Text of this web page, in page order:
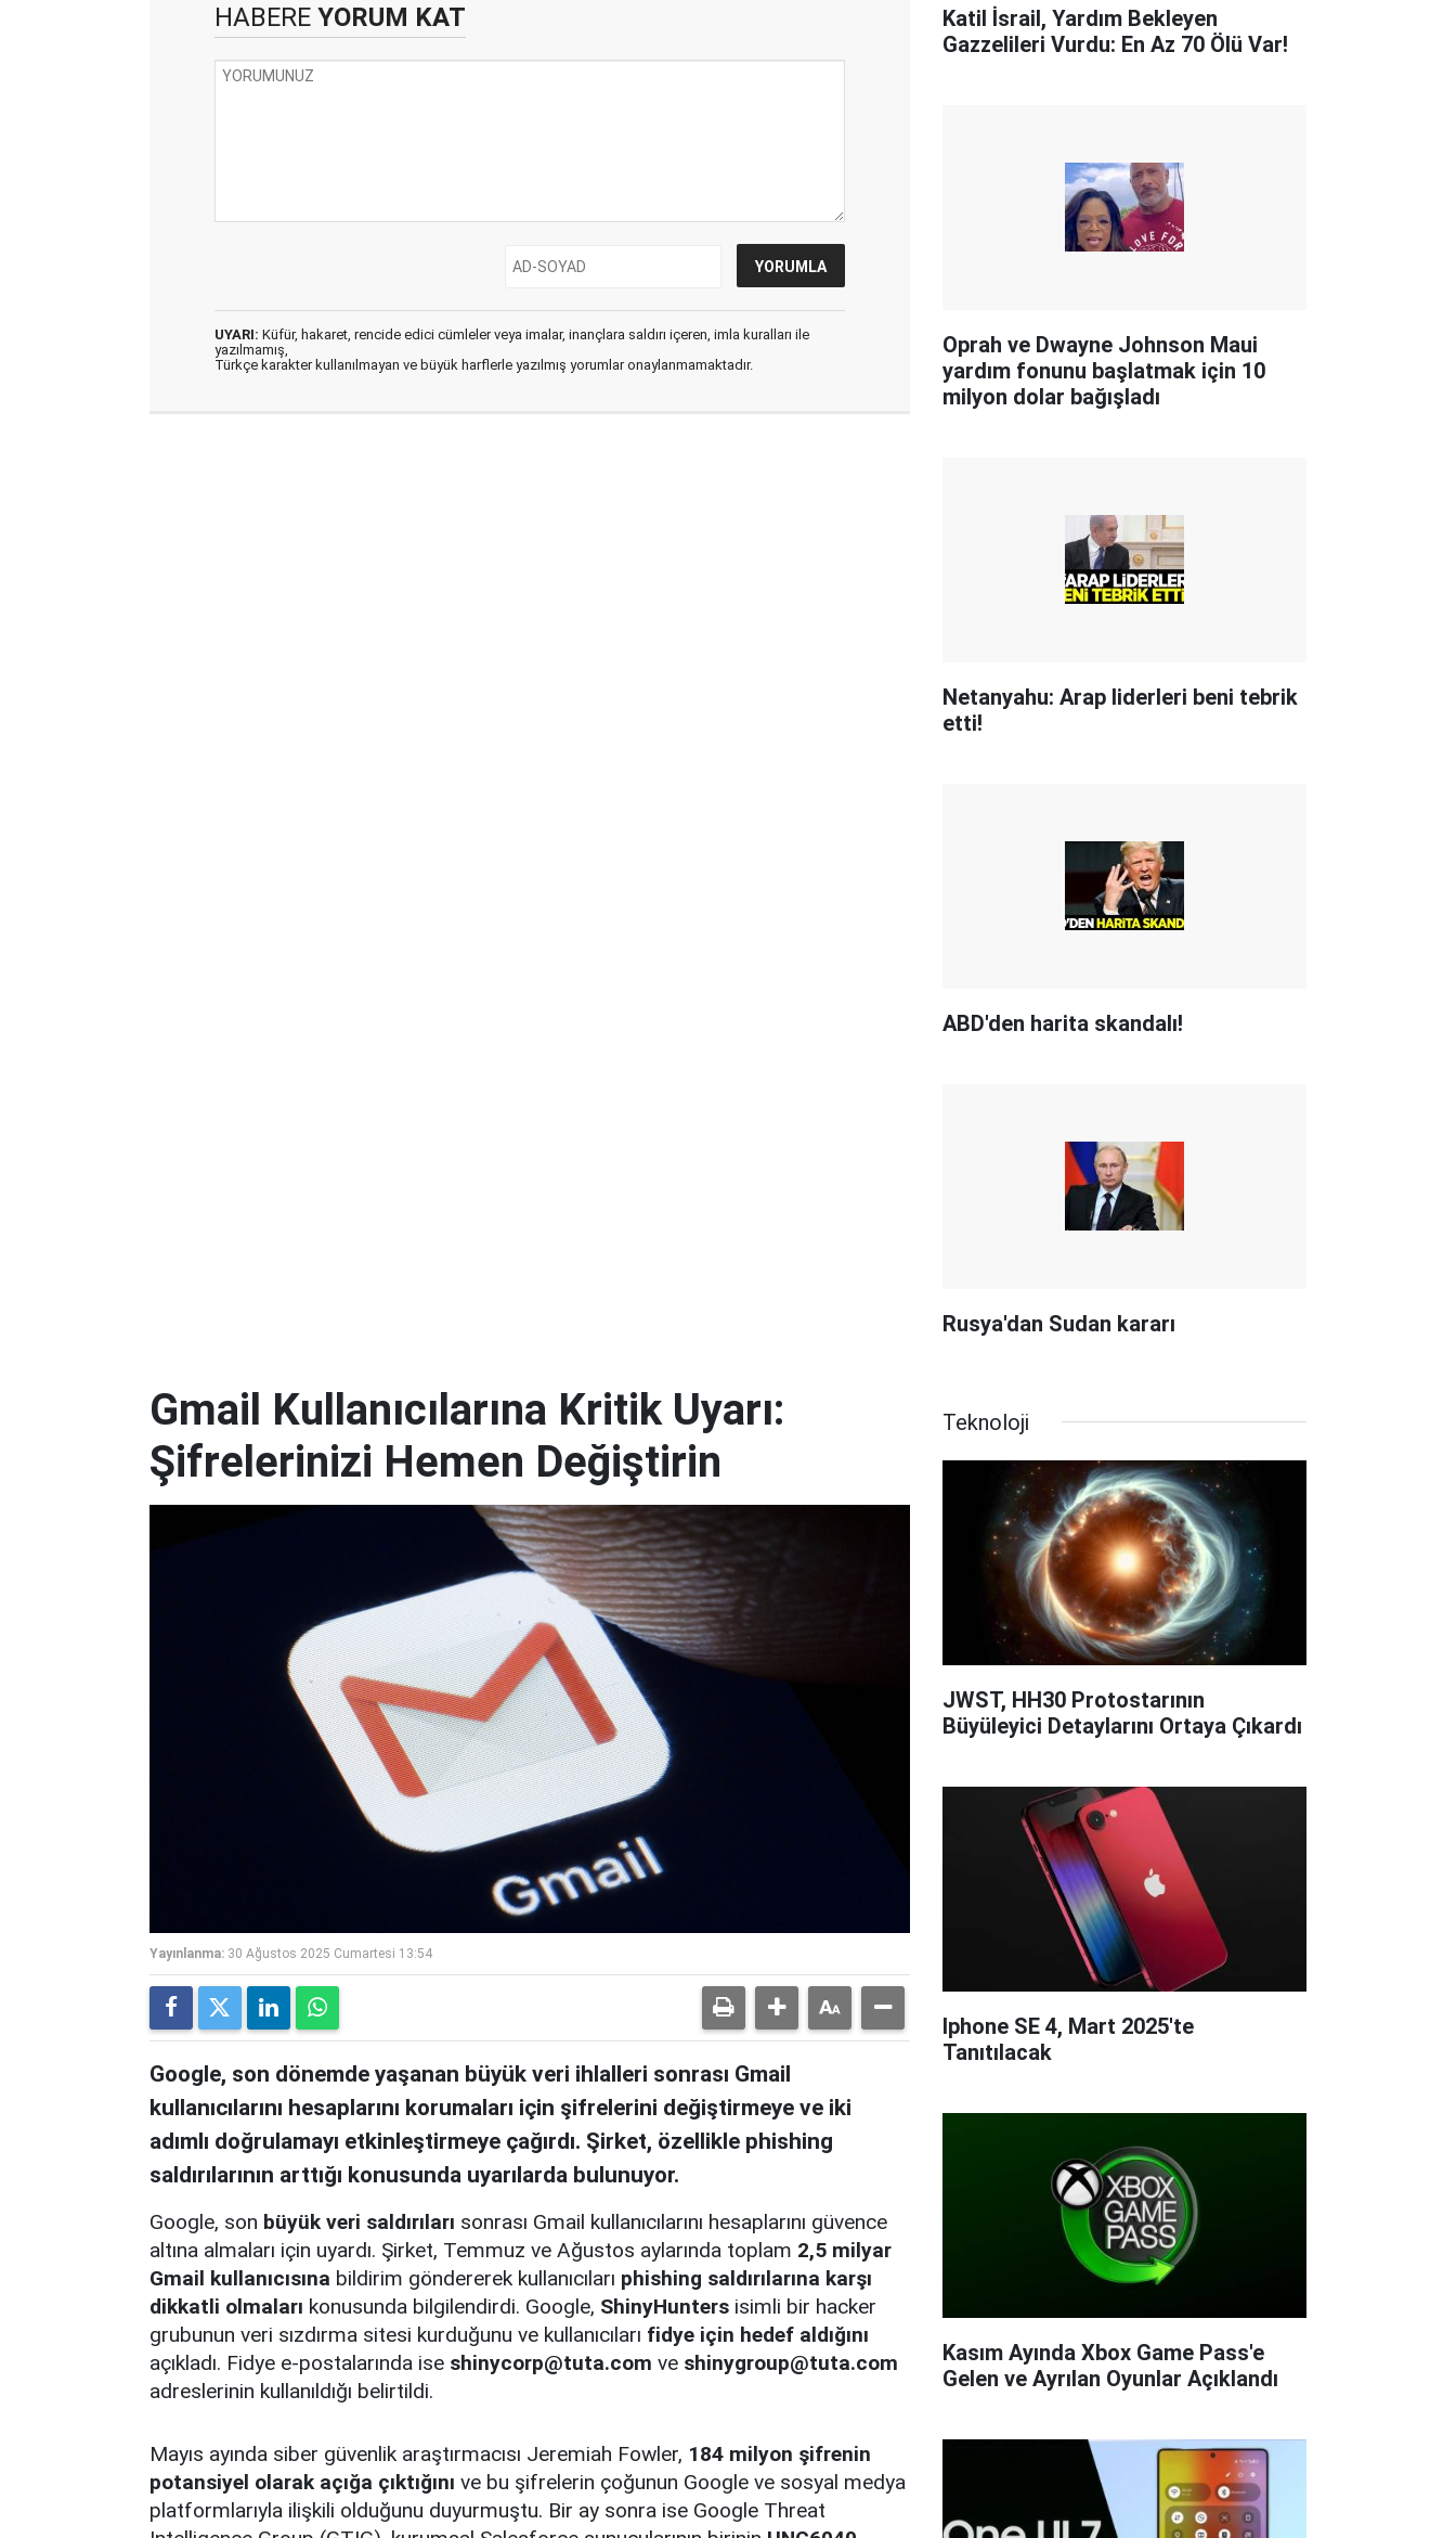
HABERE YORUM KAT
UYARI: Küfür, hakaret, rencide edici cümleler veya imalar, inançlara saldırı içeren, imla kuralları ile
yazılmamış,
Türkçe karakter kullanılmayan ve büyük harflerle yazılmış yorumlar onaylanmamaktadır.
Katil İsrail, Yardım Bekleyen
Gazzelileri Vurdu: En Az 70 Ölü Var!
Oprah ve Dwayne Johnson Maui
yardım fonunu başlatmak için 10
milyon dolar bağışladı
Netanyahu: Arap liderleri beni tebrik
etti!
ABD'den harita skandalı!
Rusya'dan Sudan kararı
Gmail Kullanıcılarına Kritik Uyarı:
Şifrelerinizi Hemen Değiştirin
Yayınlanma: 30 Ağustos 2025 Cumartesi 13:54
Google, son dönemde yaşanan büyük veri ihlalleri sonrası Gmail
kullanıcılarını hesaplarını korumaları için şifrelerini değiştirmeye ve iki
adımlı doğrulamayı etkinleştirmeye çağırdı. Şirket, özellikle phishing
saldırılarının arttığı konusunda uyarılarda bulunuyor.
Google, son büyük veri saldırıları sonrası Gmail kullanıcılarını hesaplarını güvence
altına almaları için uyardı. Şirket, Temmuz ve Ağustos aylarında toplam 2,5 milyar
Gmail kullanıcısına bildirim göndererek kullanıcıları phishing saldırılarına karşı
dikkatli olmaları konusunda bilgilendirdi. Google, ShinyHunters isimli bir hacker
grubunun veri sızdırma sitesi kurduğunu ve kullanıcıları fidye için hedef aldığını
açıkladı. Fidye e-postalarında ise shinycorp@tuta.com ve shinygroup@tuta.com
adreslerinin kullanıldığı belirtildi.
Mayıs ayında siber güvenlik araştırmacısı Jeremiah Fowler, 184 milyon şifrenin
potansiyel olarak açığa çıktığını ve bu şifrelerin çoğunun Google ve sosyal medya
platformlarıyla ilişkili olduğunu duyurmuştu. Bir ay sonra ise Google Threat
Teknoloji
JWST, HH30 Protostarının
Büyüleyici Detaylarını Ortaya Çıkardı
Iphone SE 4, Mart 2025'te
Tanıtılacak
Kasım Ayında Xbox Game Pass'e
Gelen ve Ayrılan Oyunlar Açıklandı